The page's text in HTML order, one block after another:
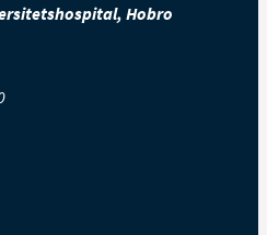
Hobro